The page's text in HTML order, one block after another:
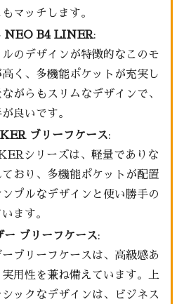
マッチします。
NEO B4 LINER:
のデザインが特徴的なこのモ
く、多機能ポケットが充実し
がらもスリムなデザインで、
良いです。
ブリーフケース:
シリーズは、軽量でありな
おり、多機能ポケットが配置
プルなデザインと使い勝手の
ます。
ー ブリーフケース:
ブリーフケースは、高級感あ
用性を兼ね備えています。上
ックなデザインは、ビジネス